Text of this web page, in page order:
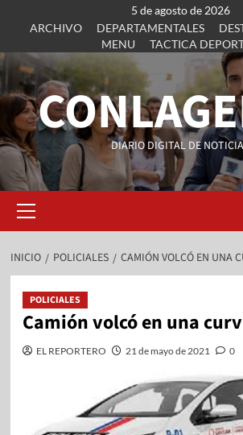
5 de agosto de 2026
ARCHIVO
DEPARTAMENTALES
MENU
TACTICA
DIARIO DIGITAL DE
INICIO POLICIALES CAMIÓN VOLCÓ EN UNA
POLICIALES
Camión volcó en una
EL REPORTERO 21 de mayo de 2021 0